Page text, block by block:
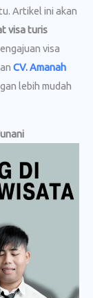
Artikel ini akan
visa turis
visa
CV. Amanah
lebih mudah